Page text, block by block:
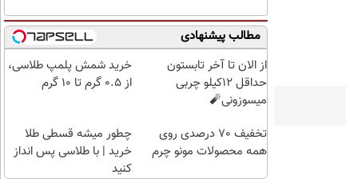
مطالب پیشنهادی
از الان تا آخر تابستون
حداقل 12کیلو چربی
میسوزونی🧨
خرید شمش پلمپ طلاسی،
از ۰.۵ گرم تا ۱۰ گرم
تخفیف 70 درصدی روی
همه محصولات مونو چرم
چطور میشه قسطی طلا
خرید | با طلاسی پس انداز
کنید